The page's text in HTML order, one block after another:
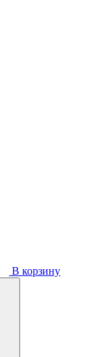
В корзину